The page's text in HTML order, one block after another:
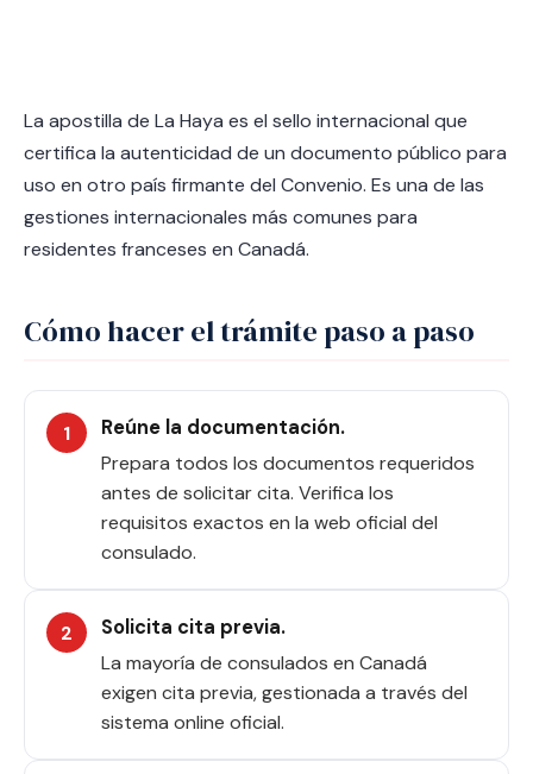
La apostilla de La Haya es el sello internacional que
certifica la autenticidad de un documento público para
uso en otro país firmante del Convenio. Es una de las
gestiones internacionales más comunes para
residentes franceses en Canadá.
Cómo hacer el trámite paso a paso
Reúne la documentación.
Prepara todos los documentos requeridos
antes de solicitar cita. Verifica los
requisitos exactos en la web oficial del
consulado.
Solicita cita previa.
La mayoría de consulados en Canadá
exigen cita previa, gestionada a través del
sistema online oficial.